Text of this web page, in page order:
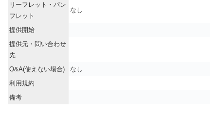
リーフレット・パン
フレット
なし
提供開始
提供元・問い合わせ
先
Q&A(使えない場合)
なし
利用規約
備考